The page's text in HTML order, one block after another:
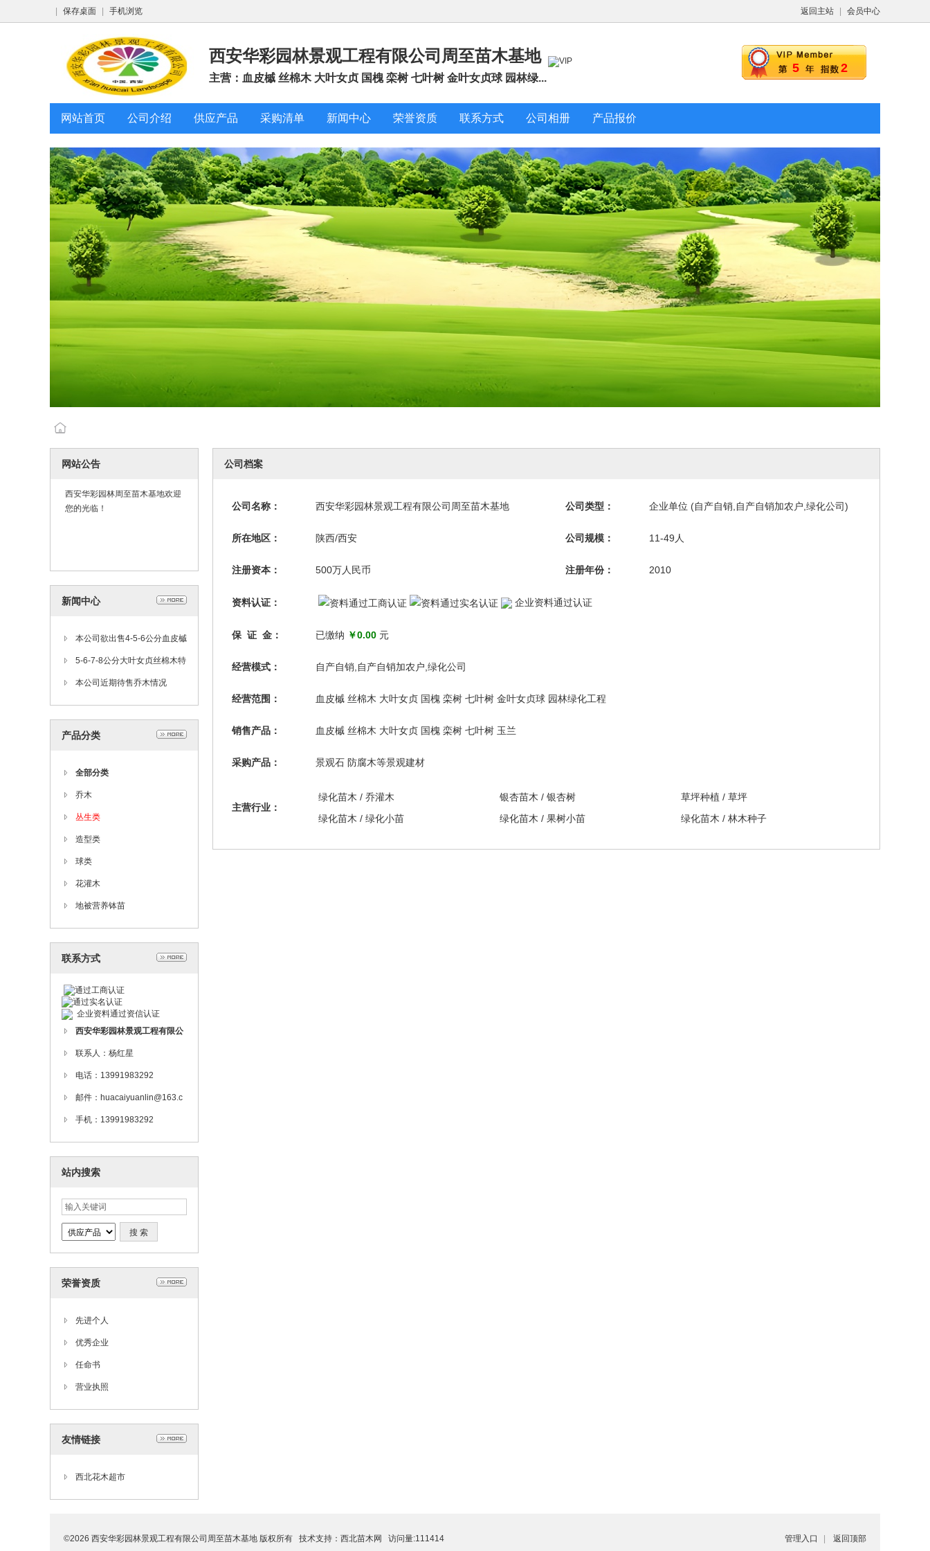
返回主站 会员中心
保存桌面 手机浏览
5 2
西安华彩园林景观工程有限公司周至苗木基地
主营：血皮槭 丝棉木 大叶女贞 国槐 栾树 七叶树 金叶女贞球 园林绿...
网站首页 公司介绍 供应产品 采购清单 新闻中心 荣誉资质 联系方式 公司相册 产品报价
网站公告
西安华彩园林周至苗木基地欢迎
您的光临！
新闻中心
本公司欲出售4-5-6公分血皮槭
1000棵
5-6-7-8公分大叶女贞丝棉木特
价出售
本公司近期待售乔木情况
产品分类
全部分类
乔木
丛生类
造型类
球类
花灌木
地被营养钵苗
联系方式
企业资料通过资信认证
西安华彩园林景观工程有限公
司周至苗木基地
联系人：杨红星
电话：13991983292
邮件：huacaiyuanlin@163.c
om
手机：13991983292
站内搜索
荣誉资质
先进个人
优秀企业
任命书
营业执照
友情链接
西北花木超市
公司档案
公司名称： 西安华彩园林景观工程有限公司周至苗木基地 公司类型： 企业单位 (自产自销,自产自销加农户,绿化公司)
所在地区： 陕西/西安 公司规模： 11-49人
注册资本： 500万人民币 注册年份： 2010
资料认证： 企业资料通过认证
保 证 金： 已缴纳 ￥0.00 元
经营模式： 自产自销,自产自销加农户,绿化公司
经营范围： 血皮槭 丝棉木 大叶女贞 国槐 栾树 七叶树 金叶女贞球 园林绿化工程
销售产品： 血皮槭 丝棉木 大叶女贞 国槐 栾树 七叶树 玉兰
采购产品： 景观石 防腐木等景观建材
主营行业：
绿化苗木 / 乔灌木 银杏苗木 / 银杏树 草坪种植 / 草坪
绿化苗木 / 绿化小苗 绿化苗木 / 果树小苗 绿化苗木 / 林木种子
管理入口 返回顶部
©2026 西安华彩园林景观工程有限公司周至苗木基地 版权所有 技术支持： 西北苗木网 访问量:111414